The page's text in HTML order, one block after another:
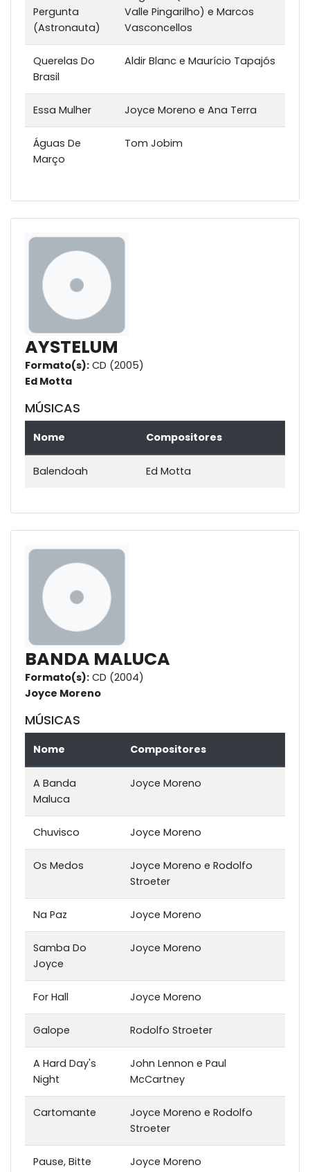
Pergunta
(Astronauta)
Valle Pingarilho) e Marcos
Vasconcellos
Querelas Do
Brasil
Aldir Blanc e Maurício Tapajós
Essa Mulher Joyce Moreno e Ana Terra
Águas De
Março
Tom Jobim
AYSTELUM
Formato(s): CD (2005)
Ed Motta
MÚSICAS
Nome Compositores
Balendoah Ed Motta
BANDA MALUCA
Formato(s): CD (2004)
Joyce Moreno
MÚSICAS
Nome Compositores
A Banda
Maluca
Joyce Moreno
Chuvisco Joyce Moreno
Os Medos
Joyce Moreno e Rodolfo
Stroeter
Na Paz Joyce Moreno
Samba Do
Joyce
Joyce Moreno
For Hall Joyce Moreno
Galope Rodolfo Stroeter
A Hard Day's
Night
John Lennon e Paul
McCartney
Cartomante
Joyce Moreno e Rodolfo
Stroeter
Pause, Bitte Joyce Moreno